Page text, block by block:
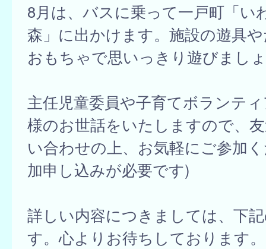
8月は、バスに乗って一戸町「い
森」に出かけます。施設の遊具
おもちゃで思いっきり遊びまし
主任児童委員や子育てボランテ
様のお世話をいたしますので、
い合わせの上、お気軽にご参加
加申し込みが必要です)
詳しい内容につきましては、下
す。心よりお待ちしております。